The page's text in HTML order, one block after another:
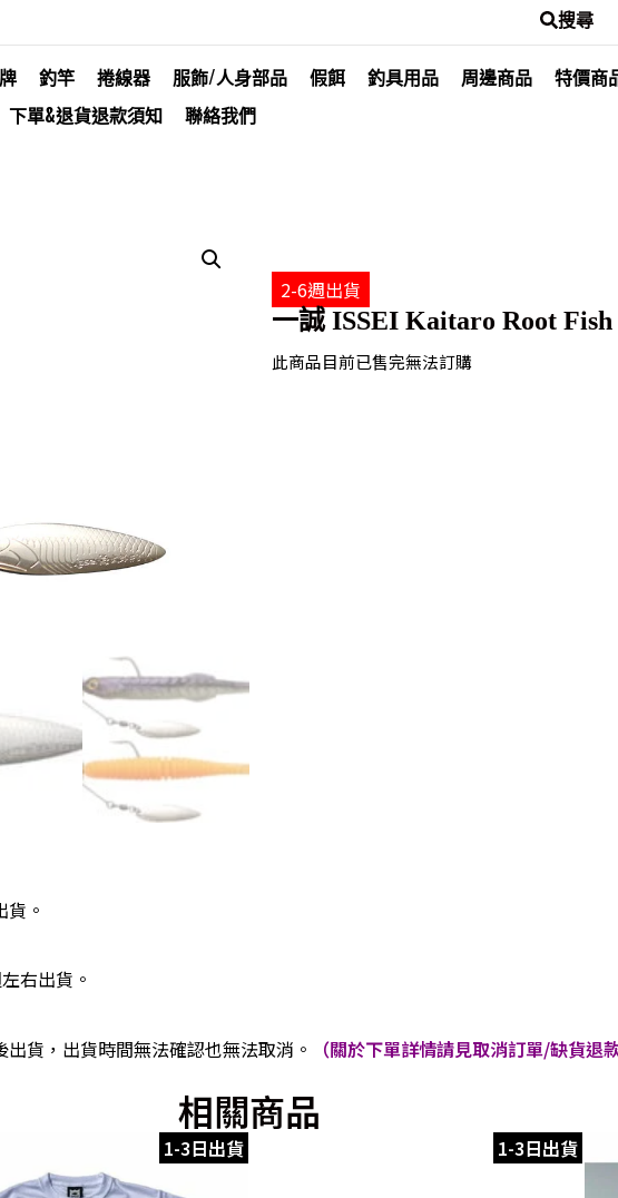
搜尋
釣竿 捲線器 服飾/人身部品 假餌 釣具用品 周邊商品
特價商
下單&退貨退款須知
聯絡我們
2-6週出貨
一誠 ISSEI Kaitaro Root
此商品目前已售完無法訂購
。
右出貨。
貨，出貨時間無法確認也無法取消。 （關於下單詳情請見取消訂單/缺貨退
相關商品
1-3日出貨 1-3日出貨